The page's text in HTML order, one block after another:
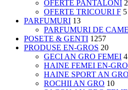
OFERTE PANTALONI 2
OFERTE TRICOURI F 5
PARFUMURI 13
PARFUMURI DE
POSETE & GENTI 1257
PRODUSE EN-GROS 20
GECI AN GRO FEMEI 4
HAINE FEMEI EN-
HAINE SPORT AN
ROCHII AN GRO 10